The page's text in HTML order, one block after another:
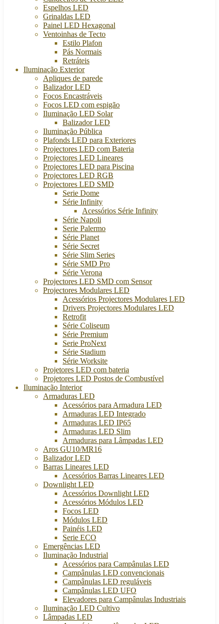
Espelhos LED
Grinaldas LED
Painel LED Hexagonal
Ventoinhas de Tecto
Estilo Plafon
Pás Normais
Retráteis
Iluminação Exterior
Apliques de parede
Balizador LED
Focos Encastráveis
Focos LED com espigão
Iluminação LED Solar
Balizador LED
Iluminação Pública
Plafonds LED para Exteriores
Projectores LED com Bateria
Projectores LED Lineares
Projectores LED para Piscina
Projectores LED RGB
Projectores LED SMD
Serie Dome
Série Infinity
Acessórios Série Infinity
Série Napoli
Serie Palermo
Série Planet
Série Secret
Série Slim Series
Série SMD Pro
Série Verona
Projectores LED SMD com Sensor
Projectores Modulares LED
Acessórios Projectores Modulares LED
Drivers Projectores Modulares LED
Retrofit
Série Coliseum
Série Premium
Serie ProNext
Série Stadium
Série Worksite
Projetores LED com bateria
Projetores LED Postos de Combustível
Iluminação Interior
Armaduras LED
Acessórios para Armadura LED
Armaduras LED Integrado
Armaduras LED IP65
Armaduras LED Slim
Armaduras para Lâmpadas LED
Aros GU10/MR16
Balizador LED
Barras Lineares LED
Acessórios Barras Lineares LED
Downlight LED
Acessórios Downlight LED
Acessórios Módulos LED
Focos LED
Módulos LED
Painéis LED
Serie ECO
Emergências LED
Iluminação Industrial
Acessórios para Campânulas LED
Campânulas LED convencionais
Campânulas LED reguláveis
Campânulas LED UFO
Elevadores para Campânulas Industriais
Iluminação LED Cultivo
Lâmpadas LED